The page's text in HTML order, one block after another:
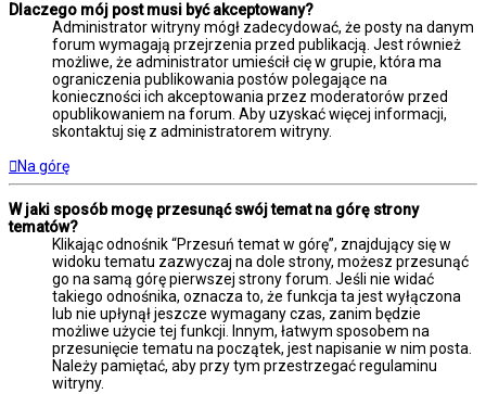
Dlaczego mój post musi być akceptowany?
Administrator witryny mógł zadecydować, że posty na danym
forum wymagają przejrzenia przed publikacją. Jest również
możliwe, że administrator umieścił cię w grupie, która ma
ograniczenia publikowania postów polegające na
konieczności ich akceptowania przez moderatorów przed
opublikowaniem na forum. Aby uzyskać więcej informacji,
skontaktuj się z administratorem witryny.
Na górę
W jaki sposób mogę przesunąć swój temat na górę strony
tematów?
Klikając odnośnik “Przesuń temat w górę”, znajdujący się w
widoku tematu zazwyczaj na dole strony, możesz przesunąć
go na samą górę pierwszej strony forum. Jeśli nie widać
takiego odnośnika, oznacza to, że funkcja ta jest wyłączona
lub nie upłynął jeszcze wymagany czas, zanim będzie
możliwe użycie tej funkcji. Innym, łatwym sposobem na
przesunięcie tematu na początek, jest napisanie w nim posta.
Należy pamiętać, aby przy tym przestrzegać regulaminu
witryny.